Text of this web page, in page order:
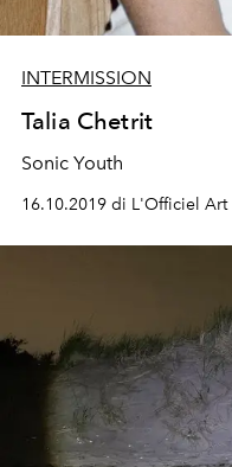
INTERMISSION
Talia Chetrit
Sonic Youth
16.10.2019 di L'Officiel Art